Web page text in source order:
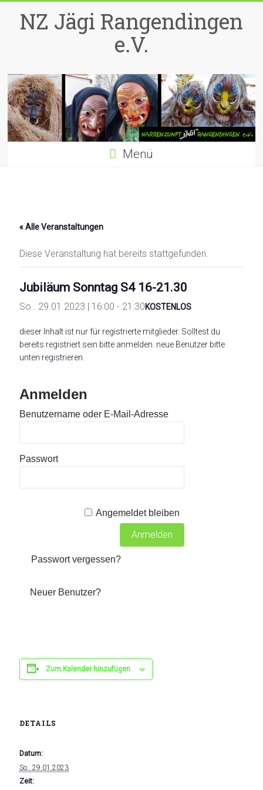
Inhalt
springenNZ Jägi Rangendingen
e.V.
Menü
« Alle Veranstaltungen
Diese Veranstaltung hat bereits stattgefunden.
Jubiläum Sonntag S4 16-21.30
So.. 29.01.2023 | 16:00 - 21:30KOSTENLOS
dieser Inhalt ist nur für registrierte mitglieder. Solltest du
bereits registriert sein bitte anmelden. neue Benutzer bitte
unten registrieren.
Anmelden
Benutzername oder E-Mail-Adresse
Passwort
Angemeldet bleiben
Passwort vergessen?
Neuer Benutzer?
Zum Kalender hinzufügen
DETAILS
Datum:
So.. 29.01.2023
Zeit: